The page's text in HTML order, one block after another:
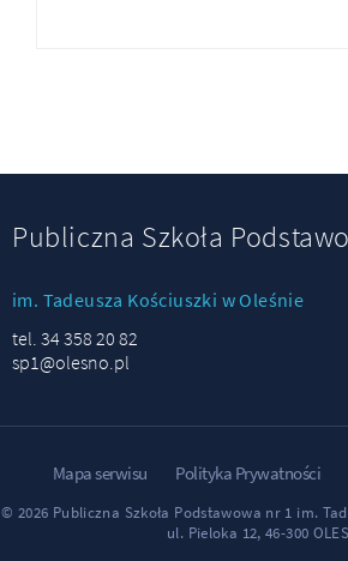
Publiczna Szkoła
im. Tadeusza Kościuszki w Oleśnie
tel. 34 358 20 82
sp1@olesno.pl
Mapa serwisu Polityka Prywatności
© 2026 Publiczna Szkoła Podstawowa nr 1 im.
ul. Pieloka 12, 46-300